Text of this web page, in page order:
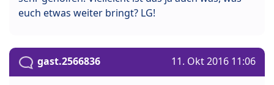
euch etwas weiter bringt? LG!
gast.2566836 11. Okt 2016 11:06